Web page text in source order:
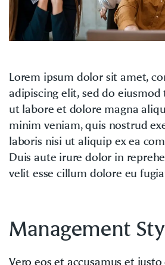
Lorem ipsum dolor sit amet,
adipiscing elit, sed do
ut labore et dolore magna
minim veniam, quis nostrud
laboris nisi ut aliquip ex ea
Duis aute irure dolor in
velit esse cillum dolore eu
Management
Vero eos et accusamus et